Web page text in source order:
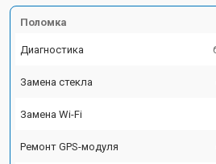
Поломка
Диагностика
Замена стекла
Замена Wi-Fi
Ремонт GPS-модуля